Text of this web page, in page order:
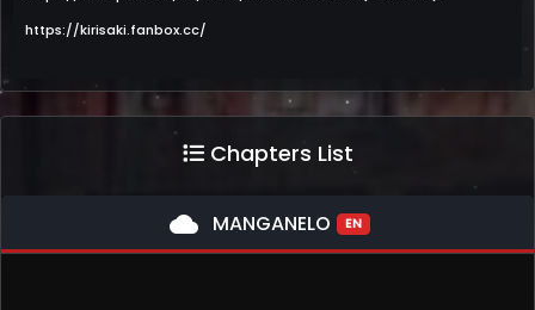
https://kirisaki.fanbox.cc/
Chapters List
cloud MANGANELO EN